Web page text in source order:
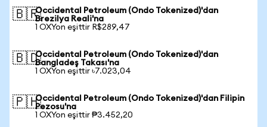
🇧🇷Occidental Petroleum (Ondo Tokenized)'dan
Brezilya Reali'na
1 OXYon eşittir R$289,47
🇧🇩Occidental Petroleum (Ondo Tokenized)'dan
Bangladeş Takası'na
1 OXYon eşittir ৳7.023,04
🇵🇭Occidental Petroleum (Ondo Tokenized)'dan Filipin
Pezosu'na
1 OXYon eşittir ₱3.452,20